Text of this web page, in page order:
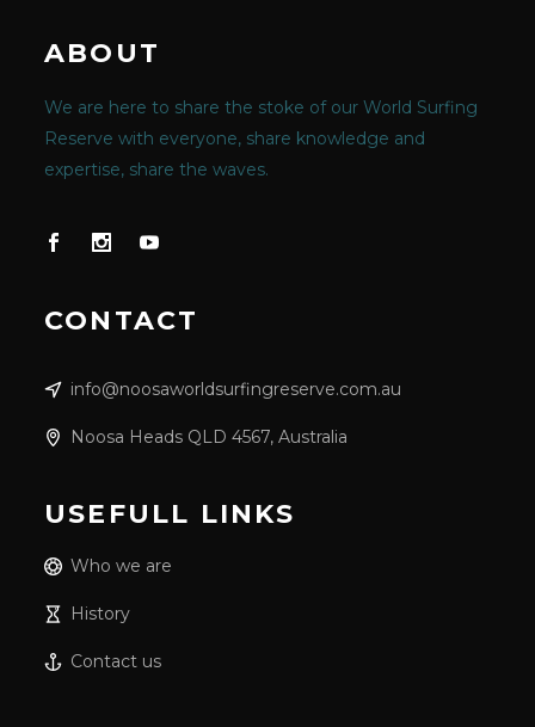
ABOUT
We are here to share the stoke of our World Surfing
Reserve with everyone, share knowledge and
expertise, share the waves.
CONTACT
info@noosaworldsurfingreserve.com.au
Noosa Heads QLD 4567, Australia
USEFULL LINKS
Who we are
History
Contact us